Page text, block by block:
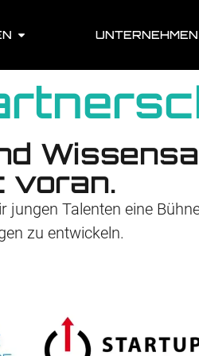
UNTERNEHMEN
rtnersc
voran.
Talenten eine
zu entwickeln.